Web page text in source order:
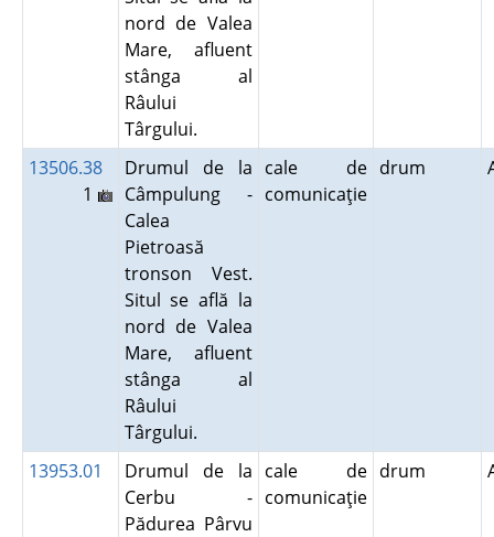
nord de Valea
Mare, afluent
stânga al
Râului
Târgului.
13506.38
1
Drumul de la
Câmpulung -
Calea
Pietroasă
tronson Vest.
Situl se află la
nord de Valea
Mare, afluent
stânga al
Râului
Târgului.
cale de
comunicaţie
drum
13953.01
Drumul de la
Cerbu -
Pădurea Pârvu
cale de
comunicaţie
drum